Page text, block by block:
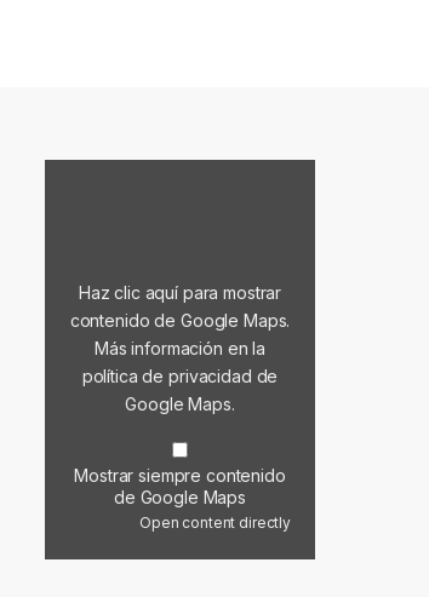
Haz clic aquí para mostrar
contenido de Google Maps.
Más información en la
política de privacidad de
Google Maps.
Mostrar siempre contenido
de Google Maps
Open content directly